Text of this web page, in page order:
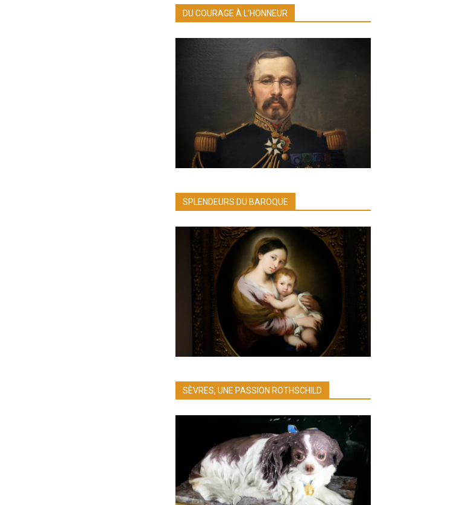
DU COURAGE À L’HONNEUR
SPLENDEURS DU BAROQUE
SÈVRES, UNE PASSION ROTHSCHILD